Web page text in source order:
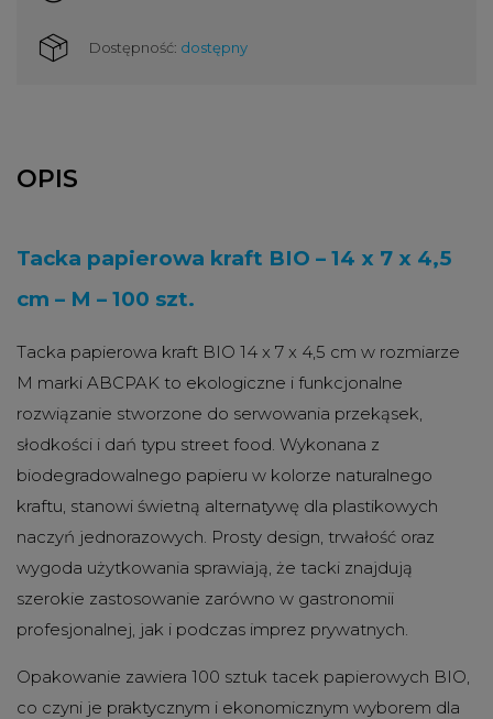
Dostępność: dostępny
OPIS
Tacka papierowa kraft BIO – 14 x 7 x 4,5
cm – M – 100 szt.
Tacka papierowa kraft BIO 14 x 7 x 4,5 cm w rozmiarze
M marki ABCPAK to ekologiczne i funkcjonalne
rozwiązanie stworzone do serwowania przekąsek,
słodkości i dań typu street food. Wykonana z
biodegradowalnego papieru w kolorze naturalnego
kraftu, stanowi świetną alternatywę dla plastikowych
naczyń jednorazowych. Prosty design, trwałość oraz
wygoda użytkowania sprawiają, że tacki znajdują
szerokie zastosowanie zarówno w gastronomii
profesjonalnej, jak i podczas imprez prywatnych.
Opakowanie zawiera 100 sztuk tacek papierowych BIO,
co czyni je praktycznym i ekonomicznym wyborem dla